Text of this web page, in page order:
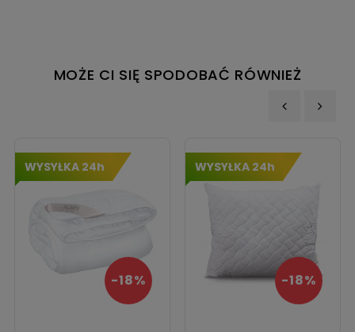
MOŻE CI SIĘ SPODOBAĆ RÓWNIEŻ
WYSYŁKA 24h
-18%
WYSYŁKA 24h
-18%